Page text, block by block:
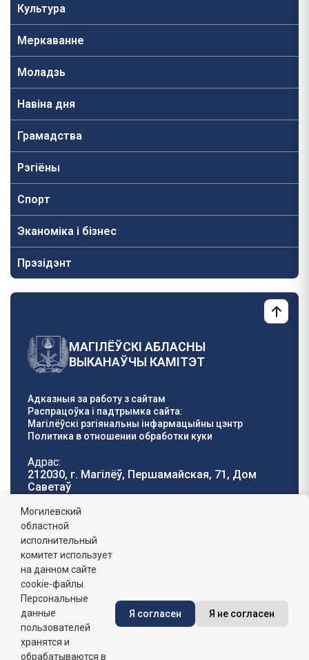
Культура
Меркаванне
Моладзь
Навiна дня
Грамадства
Рэгіёны
Спорт
Эканоміка і бізнес
Прэзідэнт
МАГІЛЁЎСКІ АБЛАСНЫ
ВЫКАНАЎЧЫ КАМІТЭТ
Адказныя за работу з сайтам
Распрацоўка і падтрымка сайта:
Магілёўскі рэгіянальны інфармацыйны цэнтр
Политика в отношении обработки куки
Адрас:
212030, г. Магілёў, Першамайская, 71, Дом
Саветаў
Тэлефон гарачай
лініі:
8 (0222) 71-32-55
Графік работы:
пн-пт: 8.00 - 17.00, сб-н: выхадны,
абедзенны перапынак: 13:00 - 14:00
Сайт зарэгістраваны ў Дзяржаўным рэгістры
інфармацыйных рэсурсаў Рэспублікі Беларусь. №
Могилевский
областной
исполнительный
комитет использует
на данном сайте
cookie-файлы.
Персональные
данные
пользователей
хранятся и
обрабатываются в
Я согласен Я не согласен